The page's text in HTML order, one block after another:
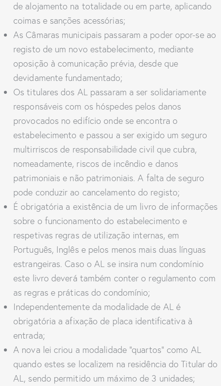
de alojamento na totalidade ou em parte, aplicando
coimas e sanções acessórias;
As Câmaras municipais passaram a poder opor-se ao
registo de um novo estabelecimento, mediante
oposição à comunicação prévia, desde que
devidamente fundamentado;
Os titulares dos AL passaram a ser solidariamente
responsáveis com os hóspedes pelos danos
provocados no edifício onde se encontra o
estabelecimento e passou a ser exigido um seguro
multirriscos de responsabilidade civil que cubra,
nomeadamente, riscos de incêndio e danos
patrimoniais e não patrimoniais. A falta de seguro
pode conduzir ao cancelamento do registo;
É obrigatória a existência de um livro de informações
sobre o funcionamento do estabelecimento e
respetivas regras de utilização internas, em
Português, Inglês e pelos menos mais duas línguas
estrangeiras. Caso o AL se insira num condomínio
este livro deverá também conter o regulamento com
as regras e práticas do condomínio;
Independentemente da modalidade de AL é
obrigatória a afixação de placa identificativa à
entrada;
A nova lei criou a modalidade “quartos” como AL
quando estes se localizem na residência do Titular do
AL, sendo permitido um máximo de 3 unidades;